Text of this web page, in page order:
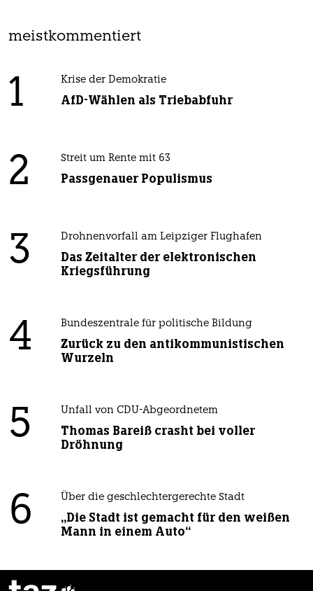
meistkommentiert
1 Krise der Demokratie
AfD-Wählen als Triebabfuhr
2 Streit um Rente mit 63
Passgenauer Populismus
3 Drohnenvorfall am Leipziger Flughafen
Das Zeitalter der elektronischen
Kriegsführung
4 Bundeszentrale für politische Bildung
Zurück zu den antikommunistischen
Wurzeln
5 Unfall von CDU-Abgeordnetem
Thomas Bareiß crasht bei voller
Dröhnung
6 Über die geschlechtergerechte Stadt
„Die Stadt ist gemacht für den weißen
Mann in einem Auto“